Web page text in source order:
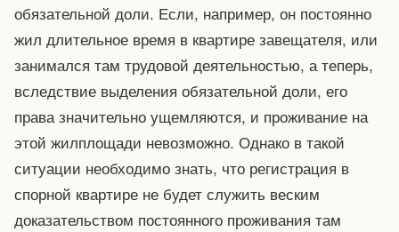
обязательной доли. Если, например, он постоянно
жил длительное время в квартире завещателя, или
занимался там трудовой деятельностью, а теперь,
вследствие выделения обязательной доли, его
права значительно ущемляются, и проживание на
этой жилплощади невозможно. Однако в такой
ситуации необходимо знать, что регистрация в
спорной квартире не будет служить веским
доказательством постоянного проживания там